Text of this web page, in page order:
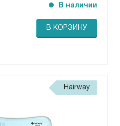
В наличии
В КОРЗИНУ
Hairway